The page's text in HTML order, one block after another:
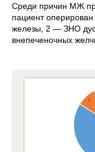
Среди причин МЖ
пациент
железы, 2 — ЗНО
внепеченочных